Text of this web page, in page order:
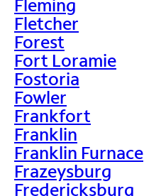
Fleming
Fletcher
Forest
Fort Loramie
Fostoria
Fowler
Frankfort
Franklin
Franklin Furnace
Frazeysburg
Fredericksburg